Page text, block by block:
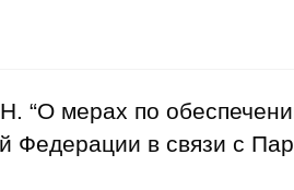
“О мерах по
Федерации в связи с